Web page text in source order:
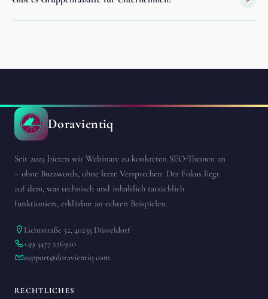
Doravientiq
Seit 2023 bieten wir Webinare zu konkreten SEO-Themen an
– ohne Buzzwords, ohne leere Versprechen. Der Fokus liegt
auf dem, was technisch und inhaltlich tatsächlich
funktioniert, erklärbar an echten Beispielen.
Lichtstraße 52, 40235 Düsseldorf
+49 3477 226920
support@doravientiq.com
RECHTLICHES